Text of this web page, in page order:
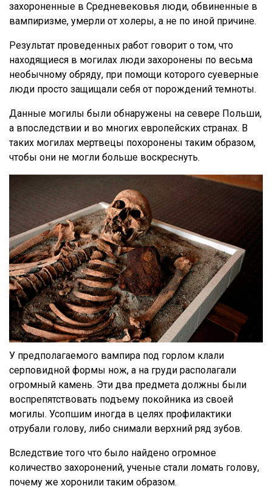
захороненные в Средневековья люди, обвиненные в
вампиризме, умерли от холеры, а не по иной причине.
Результат проведенных работ говорит о том, что
находящиеся в могилах люди захоронены по весьма
необычному обряду, при помощи которого суеверные
люди просто защищали себя от порождений темноты.
Данные могилы были обнаружены на севере Польши,
а впоследствии и во многих европейских странах. В
таких могилах мертвецы похоронены таким образом,
чтобы они не могли больше воскреснуть.
У предполагаемого вампира под горлом клали
серповидной формы нож, а на груди располагали
огромный камень. Эти два предмета должны были
воспрепятствовать подъему покойника из своей
могилы. Усопшим иногда в целях профилактики
отрубали голову, либо снимали верхний ряд зубов.
Вследствие того что было найдено огромное
количество захоронений, ученые стали ломать голову,
почему же хоронили таким образом.